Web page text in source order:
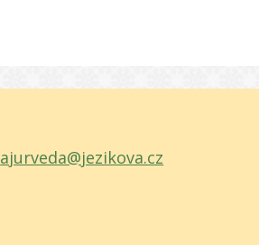
ajurveda@jezikova.cz